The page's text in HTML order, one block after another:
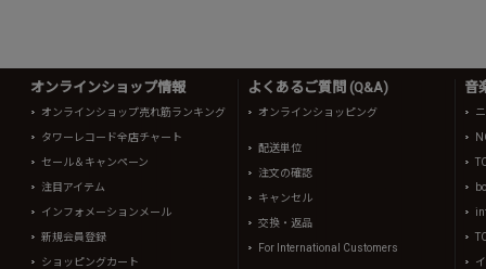
オンラインショップ情報
オンラインショップ売れ筋ランキング
タワーレコード全店チャート
セール＆キャンペーン
注目アイテム
インフォメーションメール
新規会員登録
ショッピングカート
よくあるご質問 (Q&A)
オンラインショッピング
配送単位
注文の確認
キャンセル
交換・返品
For International Customers
音